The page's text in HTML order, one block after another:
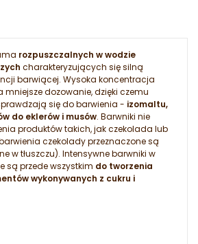
rozpuszczalnych w wodzie
charakteryzujących się silną
barwiącej. Wysoka koncentracja
dozowanie, dzięki czemu
się do barwienia - izomaltu,
do eklerów i musów. Barwniki nie
produktów takich, jak czekolada lub
czekolady przeznaczone są
w tłuszczu). Intensywne barwniki w
są przede wszystkim do tworzenia
wykonywanych z cukru i